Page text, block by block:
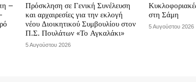
–
Πρόσκληση σε Γενική Συνέλευση
και αρχαιρεσίες για την εκλογή
νέου Διοικητικού Συμβουλίου στον
Π.Σ. Πουλάτων «Το Αγκαλάκι»
5 Αυγούστου 2026
στη Σάμη
5 Αυγούστου 2026